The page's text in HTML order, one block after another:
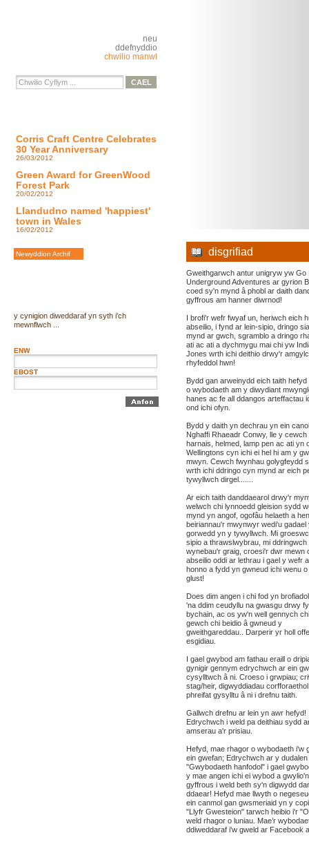
neu
ddefnyddio
chwilio manwl
Corris Craft Centre Celebrates
30 Year Anniversary
26/03/2012
Green Award for GreenWood
Forest Park
20/02/2012
Llandudno named 'happiest'
town in Wales
16/02/2012
Newyddion Archif
y cynigion diweddaraf yn syth i'ch
mewnflwch ...
ENW
EBOST
disgrifiad
Gweithgarwch antur unigryw yw Go
Underground Adventures ar gyrion
coed sy'n mynd â phobl ar daith
gyffrous am hanner diwrnod!
I brofi'r wefr fwyaf un, heriwch eich
abseilio, i fynd ar lein-sipio, dringo
mynd ar gwch, sgramblo a dringo
ati ac ati a dychmygu mai chi yw
Jones wrth ichi deithio drwy'r
rhyfeddol hwn!
Bydd gan arweinydd eich taith hefyd
o wybodaeth am y diwydiant
hanes ac fe all ddangos arteffactau
ond ichi ofyn.
Bydd y daith yn dechrau yn ein
Nghaffi Rhaeadr Conwy, lle y cewch
harnais, helmed, lamp pen ac ati yn
Wellingtons cyn ichi ei hel hi am y
mwyn. Cewch fwynhau golygfeydd
wrth ichi ddringo cyn mynd ar eich
tywyllwch dirgel.......
Ar eich taith danddaearol drwy'r
welwch chi lynnoedd gleision sydd
mynd yn angof, ogofâu helaeth a hen
beiriannau'r mwynwyr wedi'u gadael
gorwedd yn y tywyllwch. Mi
sipio a thrawslwybrau, mi ddringwch
wynebau'r graig, croesi'r dwr mewn
abseilio oddi ar lethrau i gael y wefr
honno a fydd yn gwneud ichi wenu o
glust!
Does dim angen i chi fod yn
'na ddim ceudyllu na gwasgu drwy
bychain, ac os yw'n well gennych
gewch chi beidio â gwneud y
gweithgareddau.. Darperir yr holl
esgidiau.
I gael gwybod am fathau eraill o
gynigir gennym edrychwch ar ein
cysylltwch â ni. Croeso i grwpiau;
stag/heir, digwyddiadau
phreifat gysylltu â ni i drefnu taith.
Gallwch drefnu ar lein yn awr hefyd!
Edrychwch i weld pa deithiau sydd
amserau a'r prisiau.
Hefyd, mae rhagor o wybodaeth i'w
ein gwefan; Edrychwch ar y dudalen
"Gwybodaeth hanfodol" i gael
y mae angen ichi ei wybod a
gyffrous i weld beth sy'n digwydd
ddaear! Hefyd mae llwyth o
ein canmol gan gwsmeriaid yn y
"Llyfr Gwesteion" tarwch heibio i'r
weld rhagor o luniau. Mae’r
ddiweddaraf i'w gweld ar Facebook